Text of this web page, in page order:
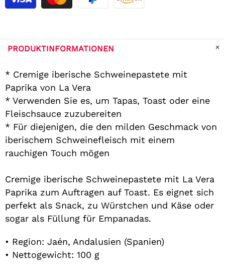
PRODUKTINFORMATIONEN
* Cremige iberische Schweinepastete mit
Paprika von La Vera
* Verwenden Sie es, um Tapas, Toast oder eine
Fleischsauce zuzubereiten
* Für diejenigen, die den milden Geschmack von
iberischem Schweinefleisch mit einem
rauchigen Touch mögen
Cremige iberische Schweinepastete mit La Vera
Paprika zum Auftragen auf Toast. Es eignet sich
perfekt als Snack, zu Würstchen und Käse oder
sogar als Füllung für Empanadas.
• Region: Jaén, Andalusien (Spanien)
• Nettogewicht: 100 g